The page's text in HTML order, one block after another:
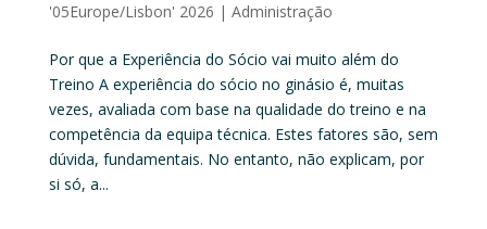
'05Europe/Lisbon' 2026 | Administração
Por que a Experiência do Sócio vai muito além do
Treino A experiência do sócio no ginásio é, muitas
vezes, avaliada com base na qualidade do treino e na
competência da equipa técnica. Estes fatores são, sem
dúvida, fundamentais. No entanto, não explicam, por
si só, a...